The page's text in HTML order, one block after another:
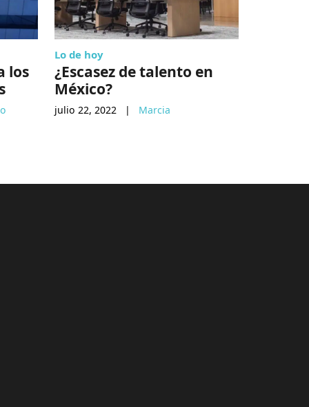
los
Lo de hoy
¿Escasez de talento en
México?
julio 22, 2022 | Marcia